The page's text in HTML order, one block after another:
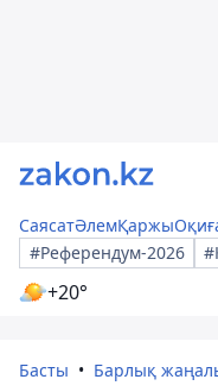
СаясатӘлемҚаржы
#Референдум-2026
+20°
Басты Барлық